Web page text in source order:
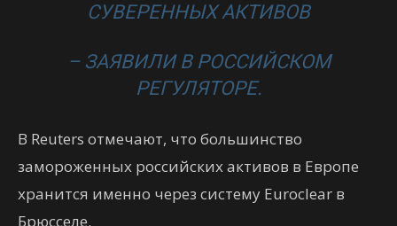
СУВЕРЕННЫХ АКТИВОВ
– ЗАЯВИЛИ В РОССИЙСКОМ
РЕГУЛЯТОРЕ.
В Reuters отмечают, что большинство
замороженных российских активов в Европе
хранится именно через систему Euroclear в
Брюсселе.